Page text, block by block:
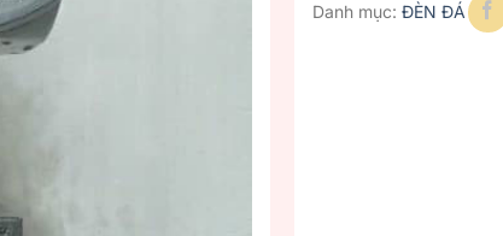
Danh mục: ĐÈN ĐÁ